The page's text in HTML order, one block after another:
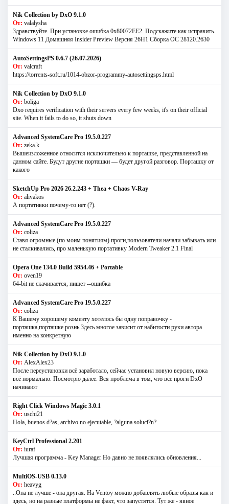
Nik Collection by DxO 9.1.0
От: valalysha
Здравствуйте. При установке ошибка 0х80072EE2. Подскажите как исправить.
Windows 11 Домашняя Insider Preview Версия 26H1 Сборка ОС 28120.2630
AutoSettingsPS 0.6.7 (26.07.2026)
От: valcraft
https://torrents-soft.ru/1014-obzor-programmy-autosettingsps.html
Nik Collection by DxO 9.1.0
От: boliga
Dxo requires verification with their servers every few weeks, it's on their official
site. When it fails to do so, it shuts down
Advanced SystemCare Pro 19.5.0.227
От: zeka.k
Вышеизложенное относится исключительно к порташке, представленной на
данном сайте. Будут другие порташки — будет другой разговор. Порташку от
какого
SketchUp Pro 2026 26.2.243 + Thea + Chaos V-Ray
От: alivakos
А портативки почему-то нет (?).
Advanced SystemCare Pro 19.5.0.227
От: coliza
Ставя огромные (по моим понятиям) проги,пользователи начали забывать или
не сталкивались, про маленькую портативку Modern Tweaker 2.1 Final
Opera One 134.0 Build 5954.46 + Portable
От: oven19
64-bit не скачивается, пишет --ошибка
Advanced SystemCare Pro 19.5.0.227
От: coliza
К Вашему хорошему коменту хотелось бы одну поправочку -
порташка,порташке рознь.Здесь многое зависит от набитости руки автора
именно на конкретную
Nik Collection by DxO 9.1.0
От: AlexAlex23
После переустановки всё заработало, сейчас установил новую версию, пока
всё нормально. Посмотрю далее. Вся проблема в том, что все проги DxO
начинают
Right Click Windows Magic 3.0.1
От: uschi21
Hola, buenos d?as, archivo no ejecutable, ?alguna soluci?n?
KeyCtrl Professional 2.201
От: iuraf
Лучшая программа - Key Manager Но давно не появлялись обновления...
MultiOS-USB 0.13.0
От: heavyg
..Она не лучше - она другая. На Ventoy можно добавлять любые образы как и
здесь, но на разные платформы не факт, что запустятся. Тут же - явное